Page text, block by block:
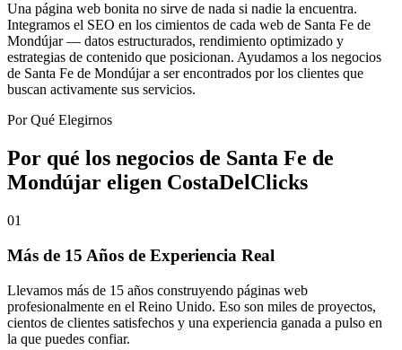
Una página web bonita no sirve de nada si nadie la encuentra.
Integramos el SEO en los cimientos de cada web de Santa Fe de
Mondújar — datos estructurados, rendimiento optimizado y
estrategias de contenido que posicionan. Ayudamos a los negocios
de Santa Fe de Mondújar a ser encontrados por los clientes que
buscan activamente sus servicios.
Por Qué Elegirnos
Por qué los negocios de Santa Fe de
Mondújar eligen CostaDelClicks
01
Más de 15 Años de Experiencia Real
Llevamos más de 15 años construyendo páginas web
profesionalmente en el Reino Unido. Eso son miles de proyectos,
cientos de clientes satisfechos y una experiencia ganada a pulso en
la que puedes confiar.